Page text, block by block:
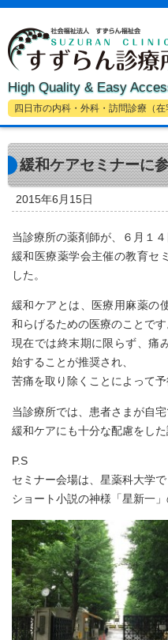
High Quality & Easy
四日市の内科・外科・訪問診療（在
緩和ケアセミナーに
2015年6月15日
当診療所の薬剤師が、６月１
緩和医療薬学会主催の教育セ
した。
緩和ケアとは、医療用麻薬の
和らげるための医療のことです
現在では終末期に限らず、痛
始することが推奨され、
苦痛を取り除くことによって
当診療所では、患者さまが自
緩和ケアにも十分な配慮をし
P.S
セミナー会場は、星薬科大学で
ショート小説の神様「星新一